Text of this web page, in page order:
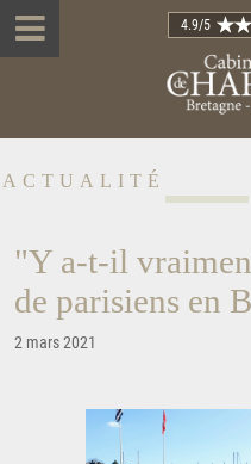
4.9/5
ACTUALITÉ
"Y a-t-il
de parisiens en
2 mars 2021